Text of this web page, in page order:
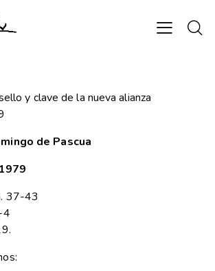
y clave de la nueva alianza
de Pascua
37-43
4